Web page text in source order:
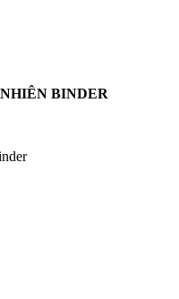
BINDER